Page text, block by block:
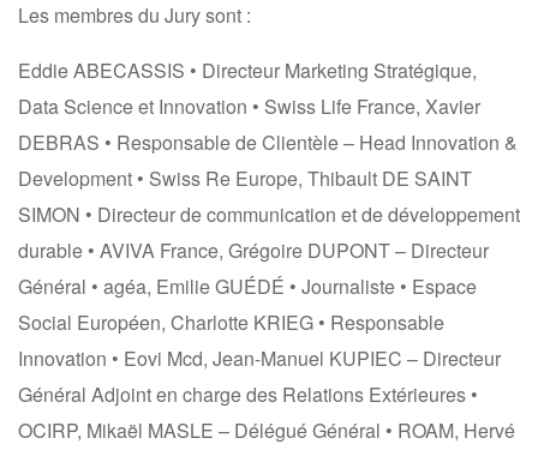
Les membres du Jury sont :
Eddie ABECASSIS • Directeur Marketing Stratégique,
Data Science et Innovation • Swiss Life France, Xavier
DEBRAS • Responsable de Clientèle – Head Innovation &
Development • Swiss Re Europe, Thibault DE SAINT
SIMON • Directeur de communication et de développement
durable • AVIVA France, Grégoire DUPONT – Directeur
Général • agéa, Emilie GUÉDÉ • Journaliste • Espace
Social Européen, Charlotte KRIEG • Responsable
Innovation • Eovi Mcd, Jean-Manuel KUPIEC – Directeur
Général Adjoint en charge des Relations Extérieures •
OCIRP, Mikaël MASLE – Délégué Général • ROAM, Hervé